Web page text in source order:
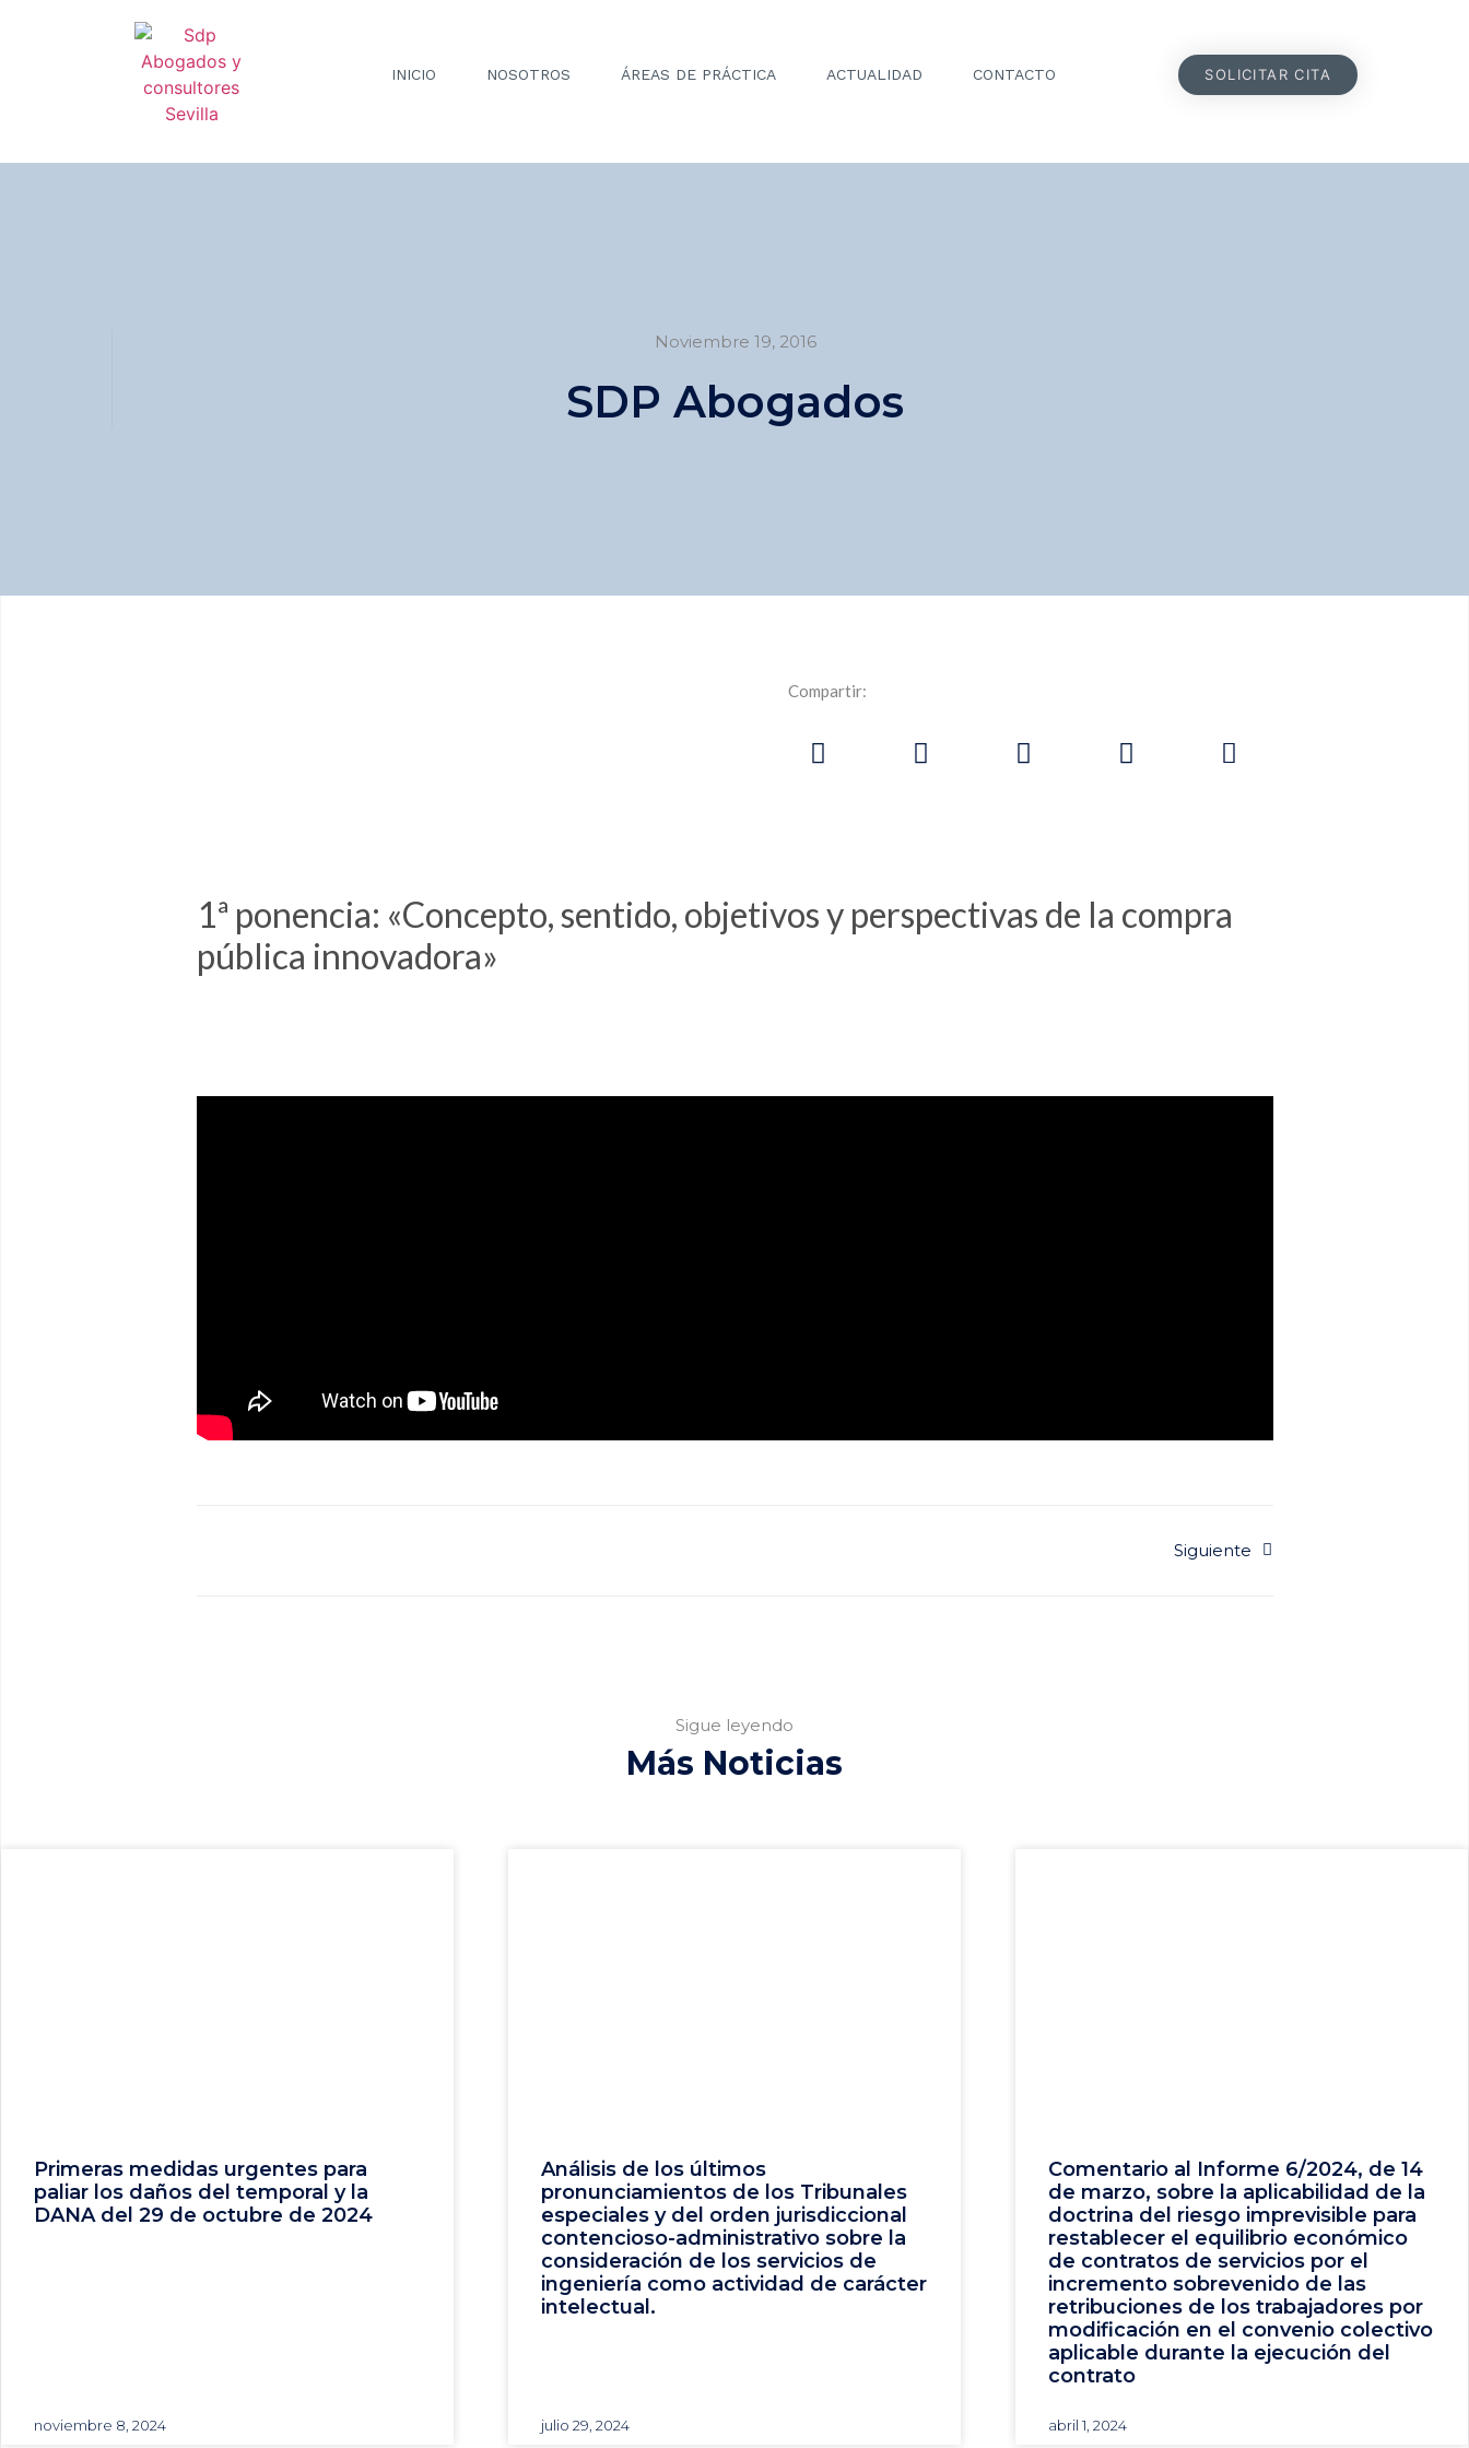
INICIO NOSOTROS ÁREAS DE PRÁCTICA ACTUALIDAD CONTACTO SOLICITAR CITA
Noviembre 19, 2016
SDP Abogados
Compartir:
1ª ponencia: «Concepto, sentido, objetivos y perspectivas de la compra
pública innovadora»
Siguiente
Sigue leyendo
Más Noticias
Primeras medidas urgentes para
paliar los daños del temporal y la
DANA del 29 de octubre de 2024
noviembre 8, 2024
Análisis de los últimos
pronunciamientos de los Tribunales
especiales y del orden jurisdiccional
contencioso-administrativo sobre la
consideración de los servicios de
ingeniería como actividad de carácter
intelectual.
julio 29, 2024
Comentario al Informe 6/2024, de 14
de marzo, sobre la aplicabilidad de la
doctrina del riesgo imprevisible para
restablecer el equilibrio económico
de contratos de servicios por el
incremento sobrevenido de las
retribuciones de los trabajadores por
modificación en el convenio colectivo
aplicable durante la ejecución del
contrato
abril 1, 2024